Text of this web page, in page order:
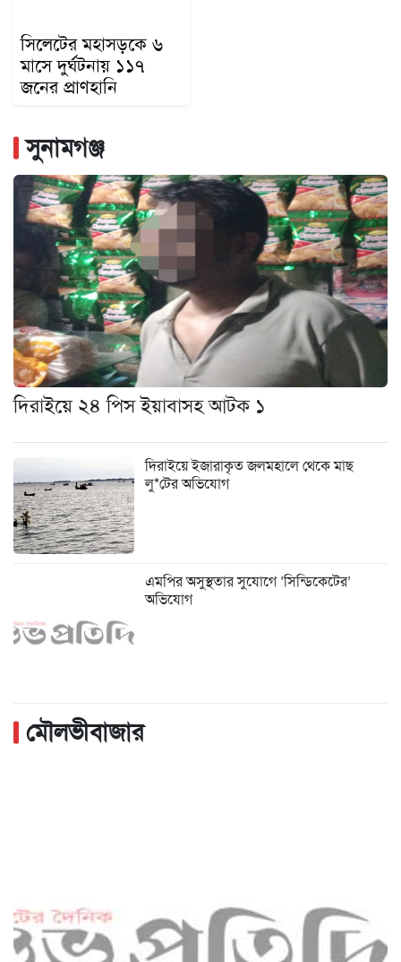
সিলেটের মহাসড়কে ৬
মাসে দুর্ঘটনায় ১১৭
জনের প্রাণহানি
সুনামগঞ্জ
দিরাইয়ে ২৪ পিস ইয়াবাসহ আটক ১
দিরাইয়ে ইজারাকৃত জলমহালে থেকে মাছ
লু*টের অভিযোগ
এমপির অসুস্থতার সুযোগে ‘সিন্ডিকেটের’
অভিযোগ
মৌলভীবাজার